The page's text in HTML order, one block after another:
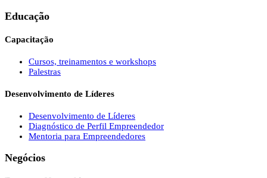
Educação
Capacitação
Cursos, treinamentos e workshops
Palestras
Desenvolvimento de Líderes
Desenvolvimento de Líderes
Diagnóstico de Perfil Empreendedor
Mentoria para Empreendedores
Negócios